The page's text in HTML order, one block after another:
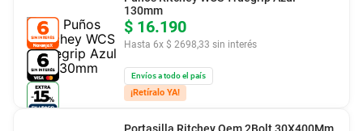
$ 16.190
Hasta 6x $ 2698,33 sin interés
130mm
Envíos a todo el país
¡Retíralo YA!
Portasilla Ritchey Oem 2Bolt 30X400Mm